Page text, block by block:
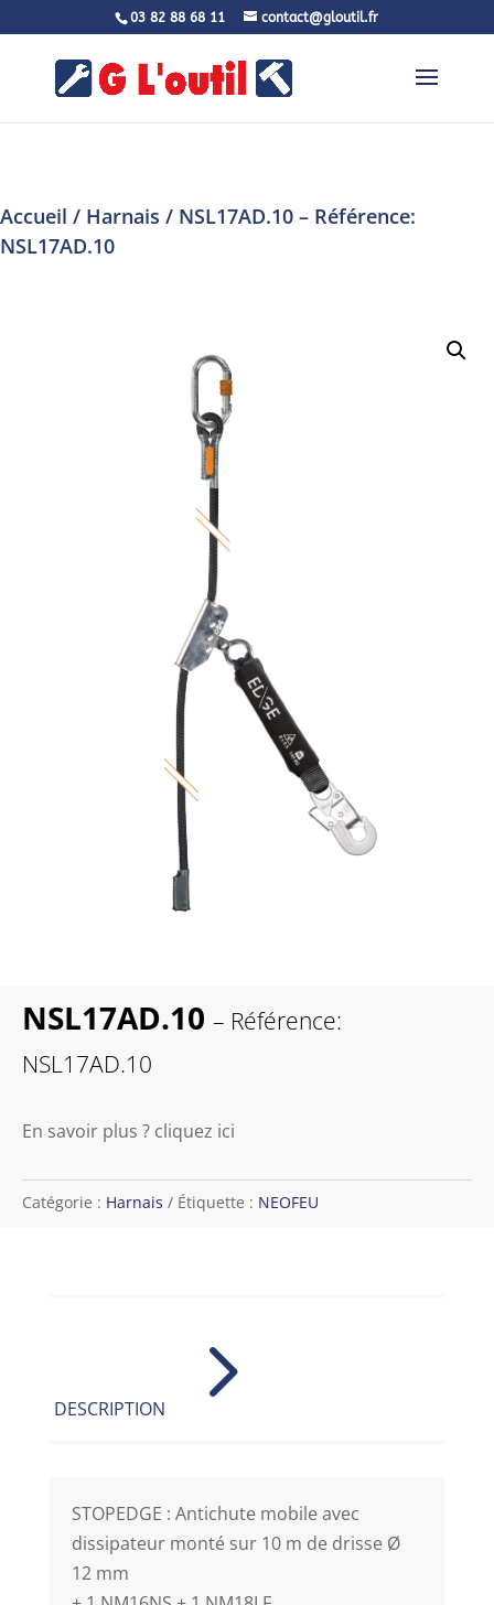
03 82 88 68 11 contact@gloutil.fr
Accueil / Harnais / NSL17AD.10 – Référence:
NSL17AD.10
NSL17AD.10 – Référence:
NSL17AD.10
En savoir plus ? cliquez ici
Catégorie : Harnais Étiquette : NEOFEU
DESCRIPTION 5
STOPEDGE : Antichute mobile avec
dissipateur monté sur 10 m de drisse Ø
12 mm